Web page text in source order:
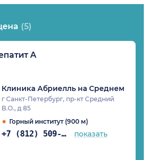
(5)
A
Клиника Абриелль на Среднем
г Санкт-Петербург, пр-кт Средний
В.О., д 85
Горный институт (900 м)
+7 (812) 509-81-84 показать